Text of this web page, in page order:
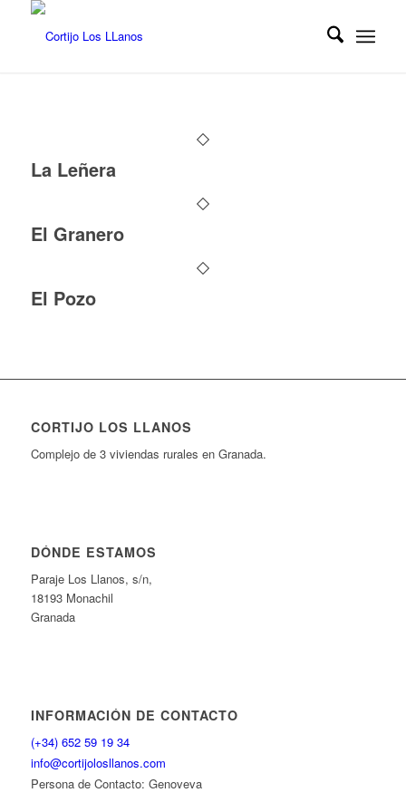
La Leñera
El Granero
El Pozo
CORTIJO LOS LLANOS
Complejo de 3 viviendas rurales en Granada.
DÓNDE ESTAMOS
Paraje Los Llanos, s/n,
18193 Monachil
Granada
INFORMACIÓN DE CONTACTO
(+34) 652 59 19 34
info@cortijolosllanos.com
Persona de Contacto: Genoveva